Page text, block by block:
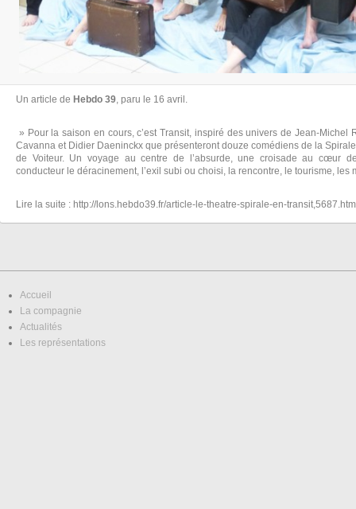
Un article de Hebdo 39, paru le 16 avril.
» Pour la saison en cours, c’est Transit, inspiré des univers de Jean-Michel
Cavanna et Didier Daeninckx que présenteront douze comédiens de la
de Voiteur. Un voyage au centre de l’absurde, une croisade au cœur
conducteur le déracinement, l’exil subi ou choisi, la rencontre, le tourisme,
Lire la suite : http://lons.hebdo39.fr/article-le-theatre-spirale-en-transit,5687.htm
Accueil
La compagnie
Actualités
Les représentations